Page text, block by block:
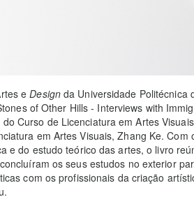
eDesignda Universidade Politécnica
of Other Hills - Interviews with
Curso de Licenciatura em Artes
em Artes Visuais, Zhang Ke.
e do estudo teórico das artes, o livro
os seus estudos no exterior
com os profissionais da criação